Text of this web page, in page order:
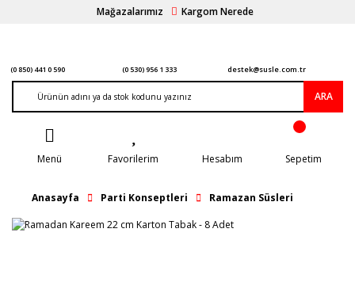
Mağazalarımız Kargom Nerede
(0 850) 441 0 590 (0 530) 956 1 333 destek@susle.com.tr
ARA
Menü Favorilerim Hesabım Sepetim
Anasayfa Parti Konseptleri Ramazan Süsleri